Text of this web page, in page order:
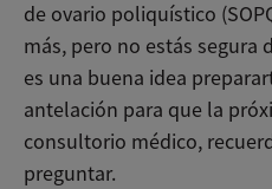
de ovario poliquístico
más, pero no estás segura
es una buena idea
antelación para que la
consultorio médico,
preguntar.